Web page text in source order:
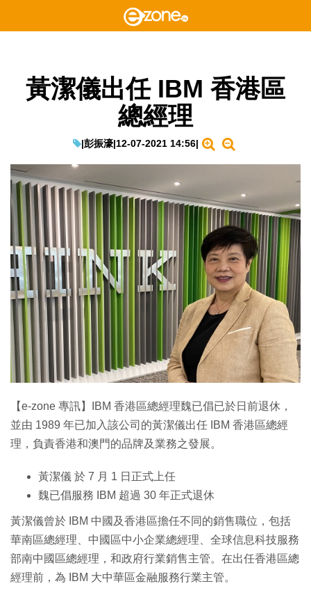
黃潔儀出任 IBM 香港區
總經理
|彭振濠|12-07-2021 14:56|
【e-zone 專訊】IBM 香港區總經理魏已倡已於日前退休，
並由 1989 年已加入該公司的黃潔儀出任 IBM 香港區總經
理，負責香港和澳門的品牌及業務之發展。
黃潔儀 於 7 月 1 日正式上任
魏已倡服務 IBM 超過 30 年正式退休
黃潔儀曾於 IBM 中國及香港區擔任不同的銷售職位，包括
華南區總經理、中國區中小企業總經理、全球信息科技服務
部南中國區總經理，和政府行業銷售主管。在出任香港區總
經理前，為 IBM 大中華區金融服務行業主管。